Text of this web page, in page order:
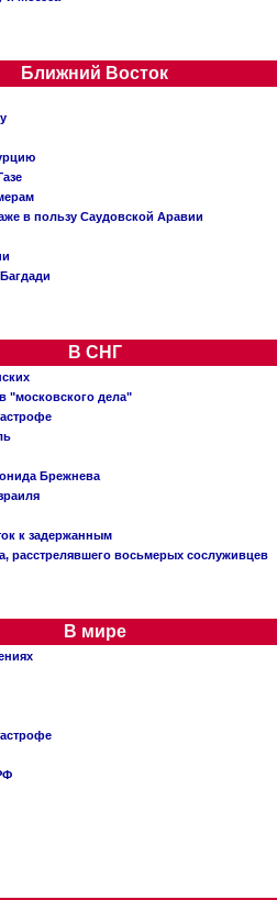
Ближний Восток
в пользу Саудовской Аравии
В СНГ
"московского дела"
Брежнева
к задержанным
расстрелявшего восьмерых сослуживцев
В мире